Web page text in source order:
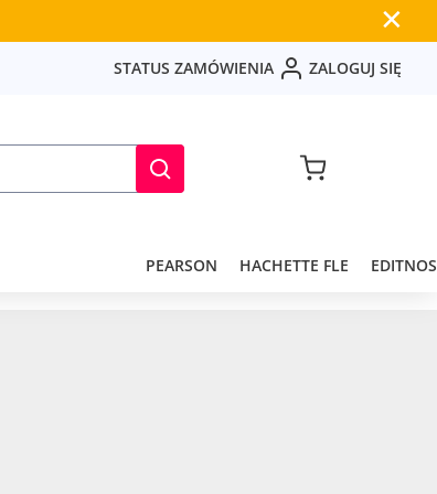
✕
STATUS ZAMÓWIENIA ZALOGUJ SIĘ
PEARSON HACHETTE FLE EDITNOS